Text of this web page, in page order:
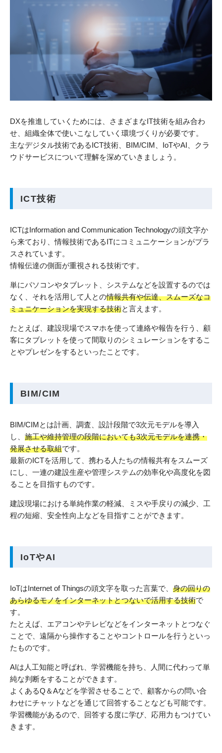
DXを推進していくためには、さまざまなIT技術を組み合わ
せ、組織全体で使いこなしていく環境づくりが必要です。
主なデジタル技術であるICT技術、BIM/CIM、IoTやAI、クラ
ウドサービスについて理解を深めていきましょう。
ICT技術
ICTはInformation and Communication Technologyの頭文字か
ら来ており、情報技術であるITにコミュニケーションがプラ
スされています。
情報伝達の側面が重視される技術です。
単にパソコンやタブレット、システムなどを設置するのでは
なく、それを活用して人との情報共有や伝達、スムーズなコ
ミュニケーションを実現する技術と言えます。
たとえば、建設現場でスマホを使って連絡や報告を行う、顧
客にタブレットを使って間取りのシミュレーションをするこ
とやプレゼンをするといったことです。
BIM/CIM
BIM/CIMとは計画、調査、設計段階で3次元モデルを導入
し、 施工や維持管理の段階においても3次元モデルを連携・
発展させる取組です。
最新のICTを活用して、携わる人たちの情報共有をスムーズ
にし、一連の建設生産や管理システムの効率化や高度化を図
ることを目指すものです。
建設現場における単純作業の軽減、ミスや手戻りの減少、工
程の短縮、安全性向上などを目指すことができます。
IoTやAI
IoTはInternet of Thingsの頭文字を取った言葉で、 身の回りの
あらゆるモノをインターネットとつないで活用する技術で
す。
たとえば、エアコンやテレビなどをインターネットとつなぐ
ことで、遠隔から操作することやコントロールを行うといっ
たものです。
AIは人工知能と呼ばれ、学習機能を持ち、人間に代わって単
純な判断をすることができます。
よくあるQ＆Aなどを学習させることで、顧客からの問い合
わせにチャットなどを通じて回答することなども可能です。
学習機能があるので、回答する度に学び、応用力もつけてい
きます。